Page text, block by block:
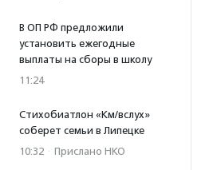
В ОП РФ предложили
установить ежегодные
выплаты на сборы в школу
11:24
Стихобиатлон «Км/вслух»
соберет семьи в Липецке
10:32 · Прислано НКО